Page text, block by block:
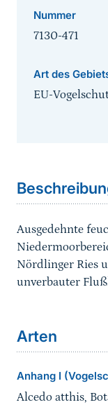
Nummer
7130-471
Art des
EU-
Ausgedehnte
Nördlinger Ries
unverbauter
Arten
Anhang I
Alcedo atthis,